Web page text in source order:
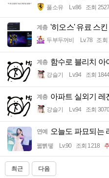
풀소유 Lv.86 조회 2527
계층 '히오스' 유료 스
두부두꺼비 Lv.78 조회
계층 함수로 블리치 아
강슬기 Lv.94 조회
계층 아파트 실외기 레
강슬기 Lv.94 조회
연예 오늘도 파묘되는
꿻뻵뗗 Lv.90 조회 1218
최근 다음